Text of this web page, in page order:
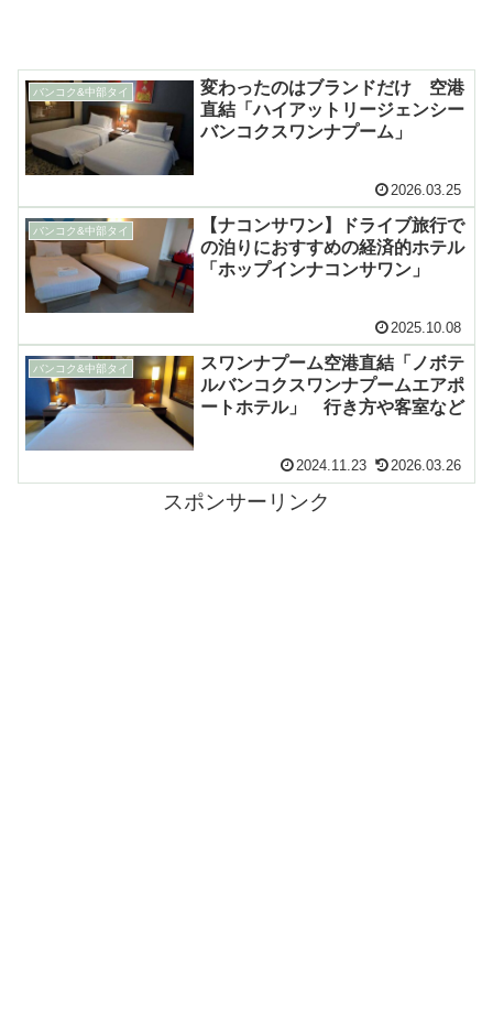
バンコク&中部タイ
変わったのはブランドだけ 空港
直結「ハイアットリージェンシー
バンコクスワンナプーム」
2026.03.25
バンコク&中部タイ
【ナコンサワン】ドライブ旅行で
の泊りにおすすめの経済的ホテル
「ホップインナコンサワン」
2025.10.08
バンコク&中部タイ
スワンナプーム空港直結「ノボテ
ルバンコクスワンナプームエアポ
ートホテル」 行き方や客室など
2024.11.23 2026.03.26
スポンサーリンク